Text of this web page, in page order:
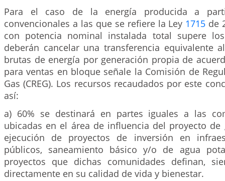
Para el caso de la energía producida a
convencionales a las que se refiere la Ley 1715 de
con potencia nominal instalada total supere
deberán cancelar una transferencia equivalente
brutas de energía por generación propia de
para ventas en bloque señale la Comisión de
Gas (CREG). Los recursos recaudados por este
así:
a) 60% se destinará en partes iguales a las
ubicadas en el área de influencia del proyecto de
ejecución de proyectos de inversión en
públicos, saneamiento básico y/o de agua
proyectos que dichas comunidades definan,
directamente en su calidad de vida y bienestar.